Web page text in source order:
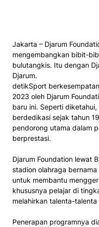
Jakarta – Djarum
mengembangkan bibit-
bulutangkis. Itu dengan
Djarum.
detikSport
2023 oleh Djarum
baru ini. Seperti
berdedikasi sejak tahun
pendorong utama dalam
berprestasi.
Djarum Foundation lewat
stadion olahraga
untuk membantu
khususnya pelajar di
melahirkan talenta-
Penerapan programnya